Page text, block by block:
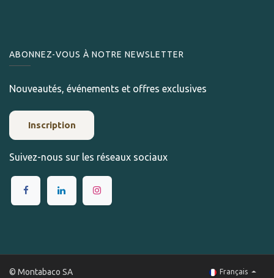
ABONNEZ-VOUS À NOTRE NEWSLETTER
Nouveautés, événements et offres exclusives
Inscription
Suivez-nous sur les réseaux sociaux
© Montabaco SA Français